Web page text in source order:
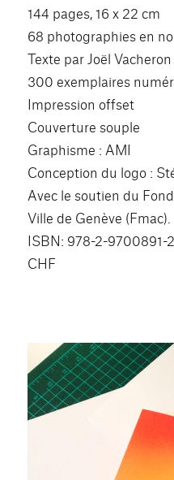
144 pages, 16 x 22 cm
68 photographies en
Texte par Joël Vacheron
300 exemplaires
Impression offset
Couverture souple
Graphisme : AMI
Conception du logo :
Avec le soutien du
Ville de Genève (Fmac).
ISBN: 978-2-9700891-
CHF